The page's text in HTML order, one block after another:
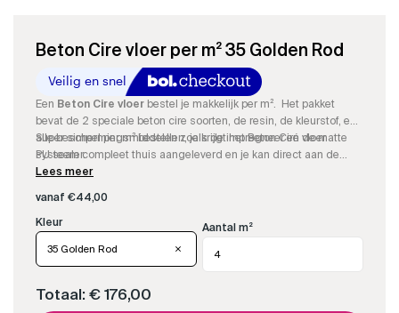
Beton Cire vloer per m² 35 Golden Rod
Een Beton Cire vloer bestel je makkelijk per m². Het pakket
bevat de 2 speciale beton cire soorten, de resin, de kleurstof, en
alle beschermingsmiddelen zoals de impregneer en de matte
PU sealer.
Super simpel per m² bestellen, je krijgt het Beton Ciré vloer
systeem compleet thuis aangeleverd en je kan direct aan de
slag.
Lees meer
vanaf €44,00
35 Golden Rod
Aantal m²
Totaal: € 176,00